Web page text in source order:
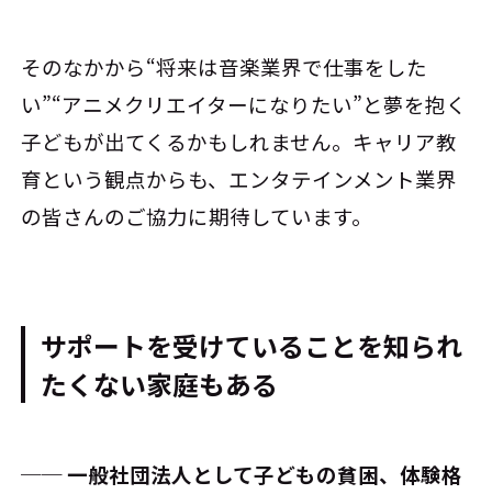
そのなかから“将来は音楽業界で仕事をした
い”“アニメクリエイターになりたい”と夢を抱く
子どもが出てくるかもしれません。キャリア教
育という観点からも、エンタテインメント業界
の皆さんのご協力に期待しています。
サポートを受けていることを知られ
たくない家庭もある
── 一般社団法人として子どもの貧困、体験格